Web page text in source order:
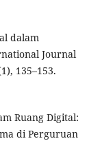
dalam
Journal
135–153.
Ruang Digital:
di Perguruan